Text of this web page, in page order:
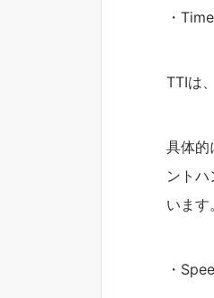
・
TTIは
具体的
ント
います。
・